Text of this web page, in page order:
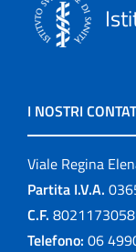
I NOSTRI
Viale Regina
Partita I.V.A.
C.F.
Telefono: 06